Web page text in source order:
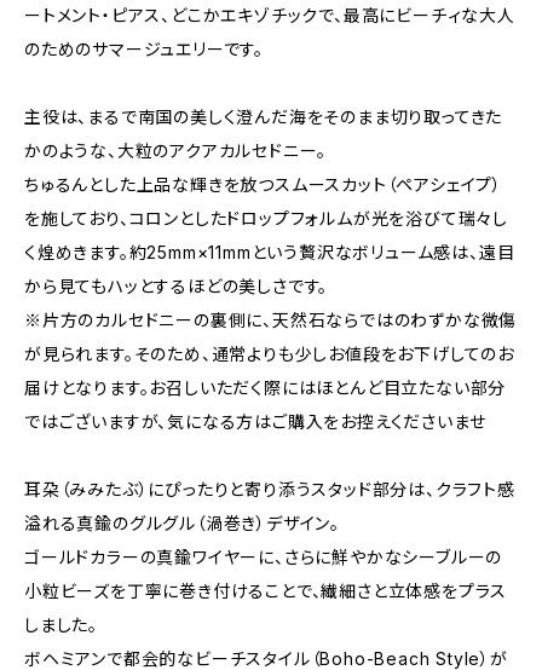
ートメント・ピアス、どこかエキゾチックで、最高にビーチィな大人
のためのサマージュエリーです。
主役は、まるで南国の美しく澄んだ海をそのまま切り取ってきた
かのような、大粒のアクアカルセドニー。
ちゅるんとした上品な輝きを放つスムースカット（ペアシェイプ）
を施しており、コロンとしたドロップフォルムが光を浴びて瑞々し
く煌めきます。約25mm×11mmという贅沢なボリューム感は、遠目
から見てもハッとするほどの美しさです。
※片方のカルセドニーの裏側に、天然石ならではのわずかな微傷
が見られます。そのため、通常よりも少しお値段をお下げしてのお
届けとなります。お召しいただく際にはほとんど目立たない部分
ではございますが、気になる方はご購入をお控えくださいませ
耳朶（みみたぶ）にぴったりと寄り添うスタッド部分は、クラフト感
溢れる真鍮のグルグル（渦巻き）デザイン。
ゴールドカラーの真鍮ワイヤーに、さらに鮮やかなシーブルーの
小粒ビーズを丁寧に巻き付けることで、繊細さと立体感をプラス
しました。
ボヘミアンで都会的なビーチスタイル（Boho-Beach Style）が